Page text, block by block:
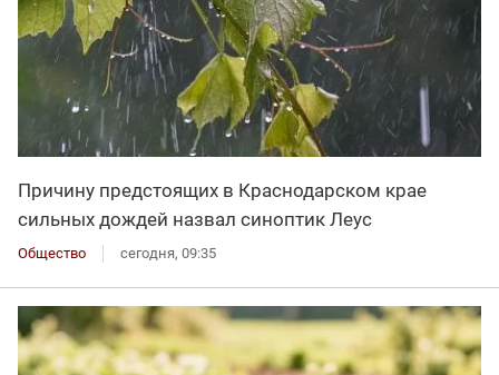
Причину предстоящих в Краснодарском крае
сильных дождей назвал синоптик Леус
Общество сегодня, 09:35